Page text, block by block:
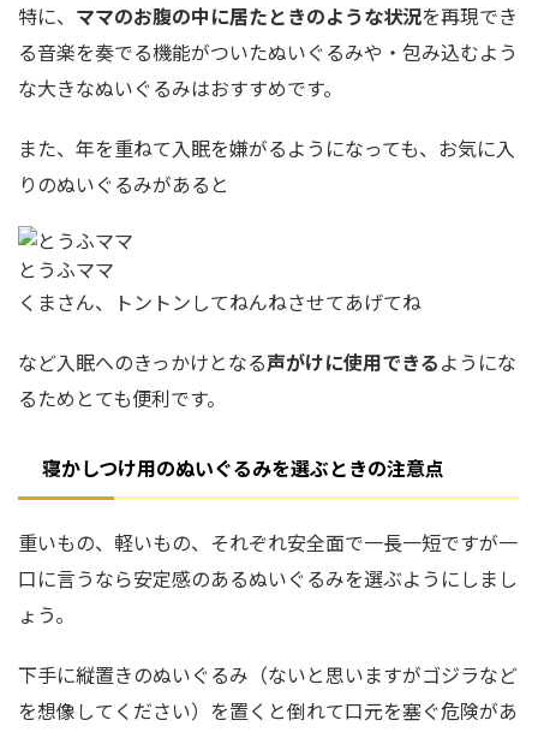
特に、 ママのお腹の中に居たときのような状況を再現でき
る音楽を奏でる機能がついたぬいぐるみや・包み込むよう
な大きなぬいぐるみはおすすめです。
また、年を重ねて入眠を嫌がるようになっても、お気に入
りのぬいぐるみがあると
とうふママ
くまさん、トントンしてねんねさせてあげてね
など入眠へのきっかけとなる声がけに使用できるようにな
るためとても便利です。
寝かしつけ用のぬいぐるみを選ぶときの注意点
重いもの、軽いもの、それぞれ安全面で一長一短ですが一
口に言うなら安定感のあるぬいぐるみを選ぶようにしまし
ょう。
下手に縦置きのぬいぐるみ（ないと思いますがゴジラなど
を想像してください）を置くと倒れて口元を塞ぐ危険があ